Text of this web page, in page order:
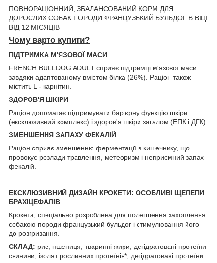
ПОВНОРАЦІОННИЙ, ЗБАЛАНСОВАНИЙ КОРМ ДЛЯ
ДОРОСЛИХ СОБАК ПОРОДИ ФРАНЦУЗЬКИЙ БУЛЬДОГ В ВІЦІ
ВІД 12 МІСЯЦІВ
Чому варто купити?
ПІДТРИМКА М'ЯЗОВОЇ МАСИ
FRENCH BULLDOG ADULT сприяє підтримці м'язової маси
завдяки адаптованому вмістом білка (26%). Раціон також
містить L - карнітин.
ЗДОРОВ'Я ШКІРИ
Раціон допомагає підтримувати бар'єрну функцію шкіри
(ексклюзивний комплекс) і здоров'я шкіри загалом (ЕПК і ДГК).
ЗМЕНШЕННЯ ЗАПАХУ ФЕКАЛІЙ
Раціон сприяє зменшенню ферментації в кишечнику, що
провокує розлади травлення, метеоризм і неприємний запах
фекалій.
ЕКСКЛЮЗИВНИЙ ДИЗАЙН КРОКЕТИ: ОСОБЛИВІ ЩЕЛЕПИ
БРАХІЦЕФАЛІВ
Крокета, спеціально розроблена для полегшення захоплення
собакою породи французький бульдог і стимулювання його
до розгризання.
СКЛАД: рис, пшениця, тваринні жири, дегідратовані протеїни
свинини, ізолят рослинних протеїнів*, дегідратовані протеїни